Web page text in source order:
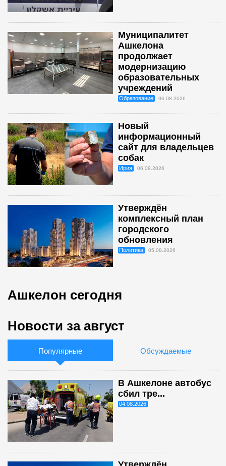
Муниципалитет
Ашкелона
продолжает
модернизацию
образовательных
учреждений
Образование 06.08.2026
Новый
информационный
сайт для владельцев
собак
Ирия 06.08.2026
Утверждён
комплексный план
городского
обновления
Политика 05.08.2026
Ашкелон сегодня
Новости за август
Популярные Обсуждаемые
В Ашкелоне автобус
сбил тре...
04.08.2026